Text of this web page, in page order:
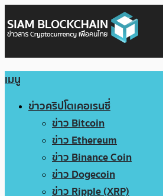
เมนู
ข่าวคริปโตเคอเรนซี่
ข่าว Bitcoin
ข่าว Ethereum
ข่าว Binance Coin
ข่าว Dogecoin
ข่าว Ripple (XRP)